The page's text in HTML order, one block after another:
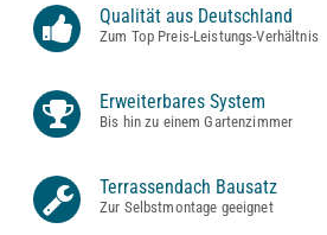
Qualität aus Deutschland
Zum Top Preis-Leistungs-Verhältnis
Erweiterbares System
Bis hin zu einem Gartenzimmer
Terrassendach Bausatz
Zur Selbstmontage geeignet